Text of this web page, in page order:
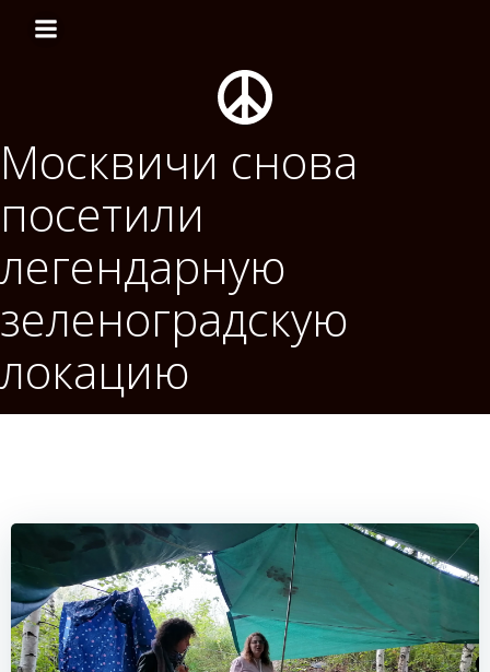
содержимому
Москвичи снова
посетили
легендарную
зеленоградскую
локацию